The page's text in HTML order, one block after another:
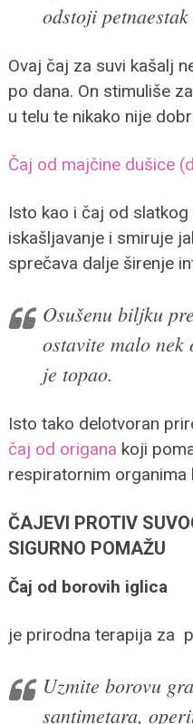
odstoji
Ovaj čaj za suvi kašalj
po dana. On stimuliše
u telu te nikako nije
Čaj od majčine dušice
Isto kao i čaj od slatkog
iskašljavanje i smiruje
sprečava dalje širenje
Osušenu biljku
ostavite malo
je topao.
Isto tako delotvoran
čaj od origana koji
respiratornim organima
ČAJEVI PROTIV
SIGURNO POMAŽU
Čaj od borovih iglica
je prirodna terapija za
Uzmite borovu
santimetara,